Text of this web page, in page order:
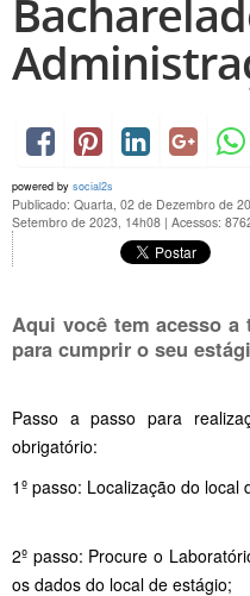
powered by social2s
Publicado: Quarta, 02 de Dezembro de
Setembro de 2023, 14h08 | Acessos:
Aqui você tem acesso
para cumprir o seu
Passo a passo para
obrigatório:
1º passo: Localização do local
2º passo: Procure o
os dados do local de estágio;